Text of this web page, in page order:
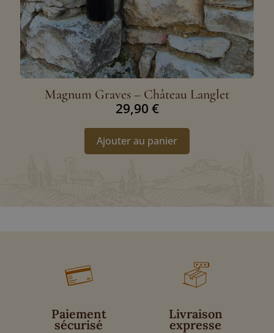
Magnum Graves – Château Langlet
29,90 €
Ajouter au panier
Paiement
sécurisé
Livraison
expresse